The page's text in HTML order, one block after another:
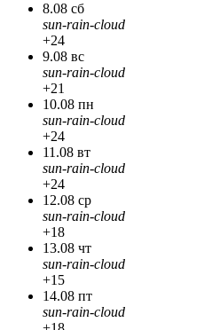
8.08 сб
sun-rain-cloud
+24
9.08 вс
sun-rain-cloud
+21
10.08 пн
sun-rain-cloud
+24
11.08 вт
sun-rain-cloud
+24
12.08 ср
sun-rain-cloud
+18
13.08 чт
sun-rain-cloud
+15
14.08 пт
sun-rain-cloud